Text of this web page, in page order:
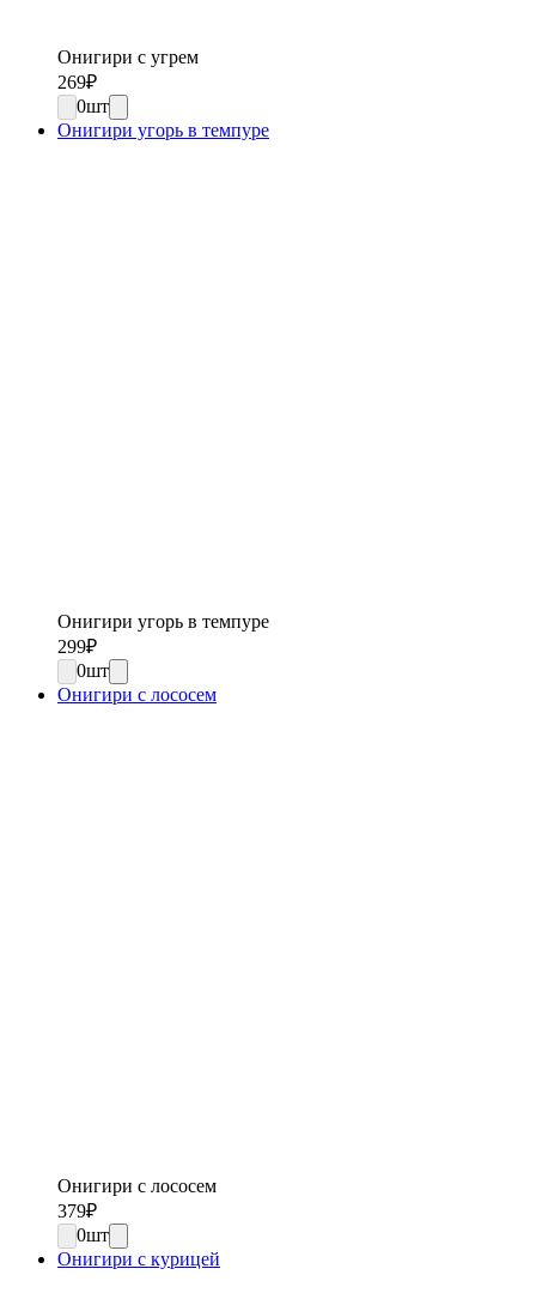
Онигири с угрем
269₽
0шт
Онигири угорь в темпуре
Онигири угорь в темпуре
299₽
0шт
Онигири с лососем
Онигири с лососем
379₽
0шт
Онигири с курицей